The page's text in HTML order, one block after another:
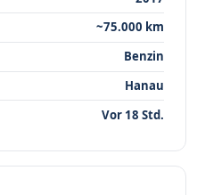
~75.000 km
Benzin
Hanau
Vor 18 Std.